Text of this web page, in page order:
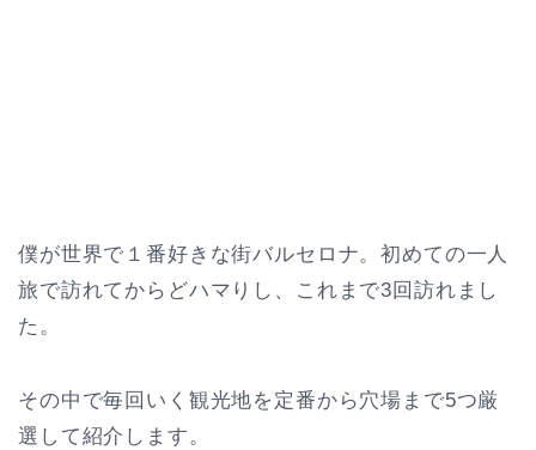
僕が世界で１番好きな街バルセロナ。初めての一人
旅で訪れてからどハマりし、これまで3回訪れまし
た。
その中で毎回いく観光地を定番から穴場まで5つ厳
選して紹介します。